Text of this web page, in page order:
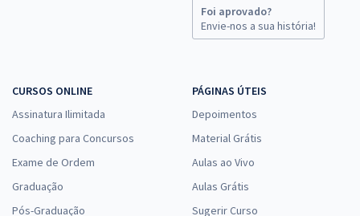
Foi aprovado?
Envie-nos a sua história!
CURSOS ONLINE
Assinatura Ilimitada
Coaching para Concursos
Exame de Ordem
Graduação
Pós-Graduação
PÁGINAS ÚTEIS
Depoimentos
Material Grátis
Aulas ao Vivo
Aulas Grátis
Sugerir Curso